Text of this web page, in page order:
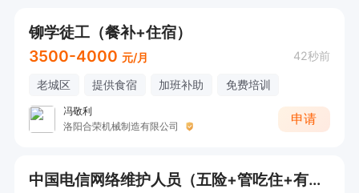
铆学徒工（餐补+住宿）
3500-4000 元/月 42秒前
老城区 提供食宿 加班补助 免费培训
冯敬利
洛阳合荣机械制造有限公司
申请
中国电信网络维护人员（五险+管吃住+有无经验均可）